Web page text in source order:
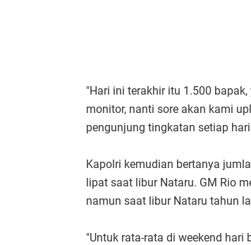
"Hari ini terakhir itu 1.500
monitor, nanti sore akan kami
pengunjung tingkatan setiap
Kapolri kemudian bertanya
lipat saat libur Nataru. GM Rio
namun saat libur Nataru tahun
"Untuk rata-rata di weekend